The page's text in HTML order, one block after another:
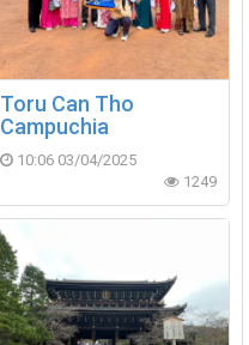
Toru Can Tho
Campuchia
10:06 03/04/2025
1249